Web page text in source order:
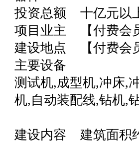
投资总额 十亿
项目业主 【付费会
建设地点 【付费会
主要设备
测试机,成型机,冲床,
机,自动装配线,钻机,
建设内容 建筑面积